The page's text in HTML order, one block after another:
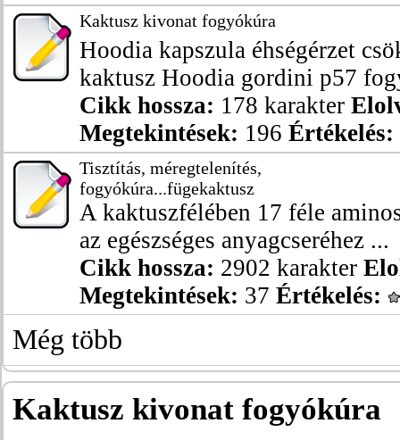
Kaktusz kivonat fogyókúra
Hoodia kapszula éhségérzet
kaktusz Hoodia gordini p57
Cikk hossza: 178 karakter
Megtekintések: 196 Értékelés:
Tisztítás, méregtelenítés,
fogyókúra...fügekaktusz
A kaktuszfélében 17 féle
az egészséges anyagcseréhez ...
Cikk hossza: 2902 karakter
Megtekintések: 37 Értékelés:
Még több
Kaktusz kivonat fogyókúra